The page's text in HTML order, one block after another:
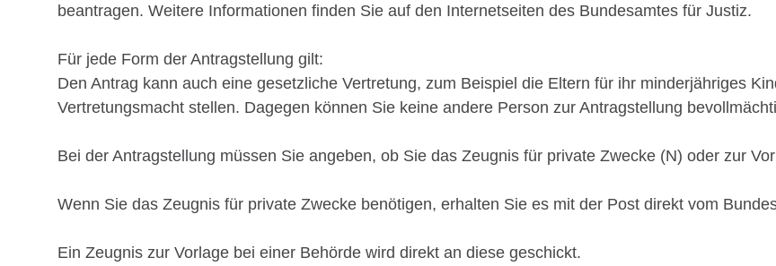
beantragen. Weitere Informationen finden Sie aufden Internetseiten des Bundesamtes für Justiz.
Für jede Form der Antragstellung gilt:
Den Antrag kann auch eine gesetzliche Vertretung, zum Beispiel die Eltern für ihr minderjähriges
Vertretungsmachtstellen. Dagegen können Sie keine andere Person zur Antragstellung
Bei der Antragstellung müssen Sie angeben, ob Sie das Zeugnis für private Zwecke (N) oder zur
Wenn Sie das Zeugnis für private Zwecke benötigen, erhalten Sie es mit der Post direkt vom
Ein Zeugnis zur Vorlage bei einer Behörde wird direkt an diese geschickt.